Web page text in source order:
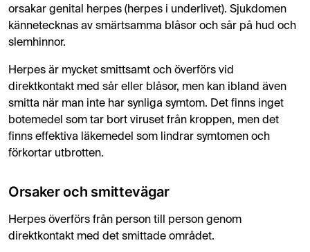
orsakar genital herpes (herpes i underlivet). Sjukdomen
kännetecknas av smärtsamma blåsor och sår på hud och
slemhinnor.
Herpes är mycket smittsamt och överförs vid
direktkontakt med sår eller blåsor, men kan ibland även
smitta när man inte har synliga symtom. Det finns inget
botemedel som tar bort viruset från kroppen, men det
finns effektiva läkemedel som lindrar symtomen och
förkortar utbrotten.
Orsaker och smittevägar
Herpes överförs från person till person genom
direktkontakt med det smittade området.